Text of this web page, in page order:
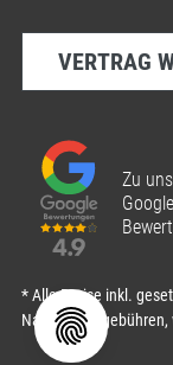
VERTRAG
Zu
Google
* Alle Preise inkl.